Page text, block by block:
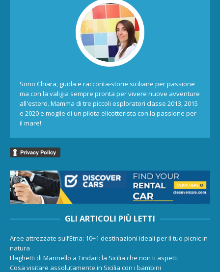
Sono Chiara, guida e racconta-storie siciliane per passione
ma con la valigia sempre pronta per vivere nuove avventure
all'estero. Mamma di tre piccoli esploratori classe 2013, 2015
e 2020 e moglie di un pilota elicotterista con la passione per
il mare!
GLI ARTICOLI PIÙ LETTI
Aree attrezzate sull’Etna: 10+1 destinazioni ideali per il tuo picnic in
natura
I laghetti di Marinello a Tindari: la Sicilia che non ti aspetti
Cosa visitare assolutamente in Sicilia con i bambini